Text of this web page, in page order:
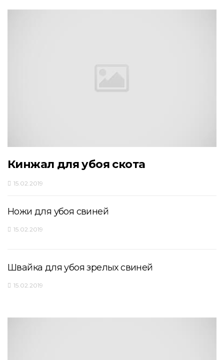
Кинжал для убоя скота
15.02.2019
Ножи для убоя свиней
15.02.2019
Швайка для убоя зрелых свиней
15.02.2019